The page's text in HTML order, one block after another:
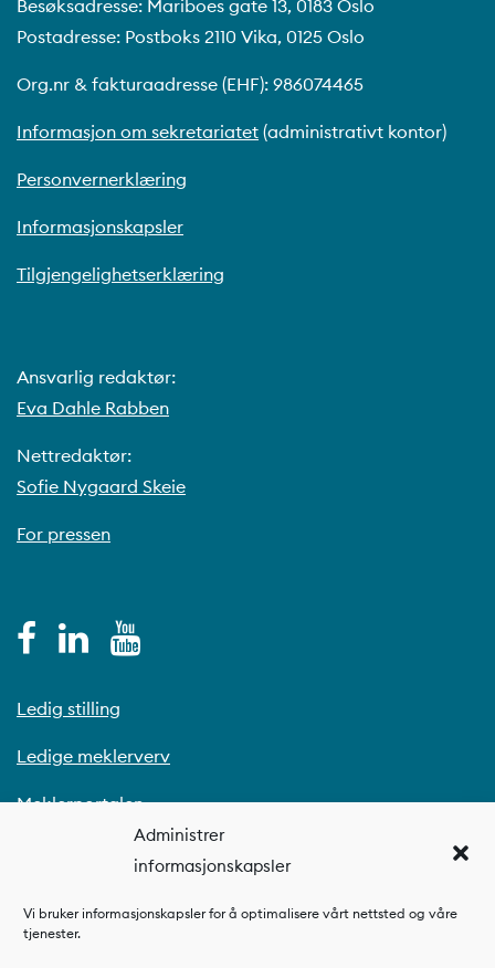
Administrer
informasjonskapsler
Vi bruker informasjonskapsler for å optimalisere vårt nettsted og våre
tjenester.
Besøksadresse: Mariboes gate 13, 0183 Oslo
Postadresse: Postboks 2110 Vika, 0125 Oslo
Org.nr & fakturaadresse (EHF): 986074465
Informasjon om sekretariatet (administrativt kontor)
Personvernerklæring
Informasjonskapsler
Tilgjengelighetserklæring
Ansvarlig redaktør:
Eva Dahle Rabben
Nettredaktør:
Sofie Nygaard Skeie
For pressen
Ledig stilling
Ledige meklerverv
Meklerportalen